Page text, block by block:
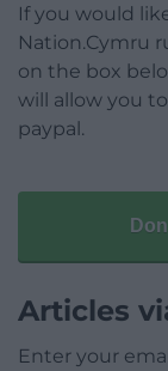
If you would
Nation.Cymru
on the box
will allow you
paypal.
Articles
Enter your